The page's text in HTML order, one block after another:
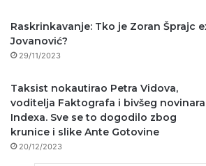
Raskrinkavanje: Tko je Zoran Šprajc
Jovanović?
29/11/2023
Taksist nokautirao Petra Vidova,
voditelja Faktografa i bivšeg novinara
Indexa. Sve se to dogodilo zbog
krunice i slike Ante Gotovine
20/12/2023